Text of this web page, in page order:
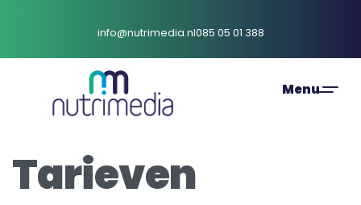
info@nutrimedia.nl085 05 01 388
Tarieven